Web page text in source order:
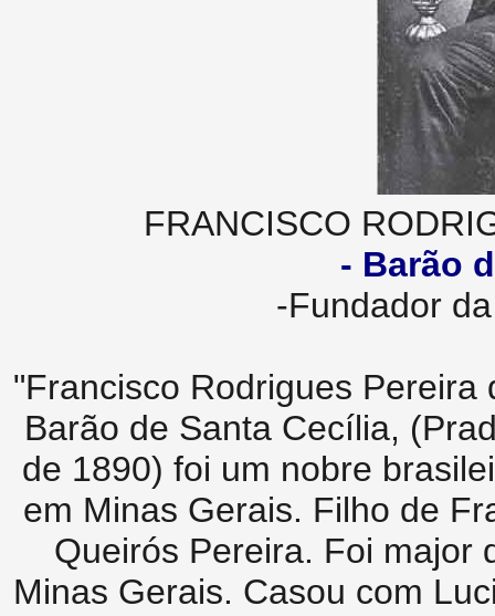
FRANCISCO
- Barão
-Fundador
"Francisco Rodrigues
Barão de Santa Cecília,
de 1890) foi um nobre
em Minas Gerais. Filho de
Queirós Pereira. Foi major
Minas Gerais. Casou com